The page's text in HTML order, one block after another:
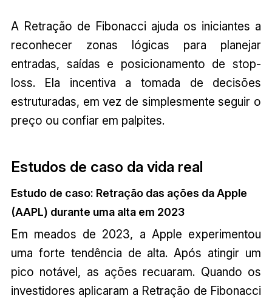
A Retração de Fibonacci ajuda os iniciantes a
reconhecer zonas lógicas para planejar
entradas, saídas e posicionamento de stop-
loss. Ela incentiva a tomada de decisões
estruturadas, em vez de simplesmente seguir o
preço ou confiar em palpites.
Estudos de caso da vida real
Estudo de caso: Retração das ações da Apple
(AAPL) durante uma alta em 2023
Em meados de 2023, a Apple experimentou
uma forte tendência de alta. Após atingir um
pico notável, as ações recuaram. Quando os
investidores aplicaram a Retração de Fibonacci